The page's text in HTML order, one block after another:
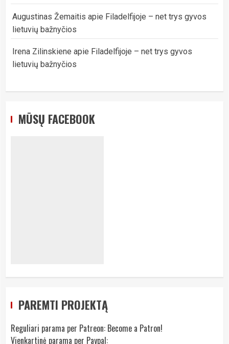
Augustinas Žemaitis apie Filadelfijoje – net trys gyvos
lietuvių bažnyčios
Irena Zilinskiene apie Filadelfijoje – net trys gyvos
lietuvių bažnyčios
MŪSŲ FACEBOOK
PAREMTI PROJEKTĄ
Reguliari parama per Patreon: Become a Patron!
Vienkartinė parama per Paypal: